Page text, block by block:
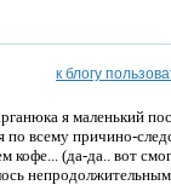
к блогу
я маленький
всему причино-
(да-да.. вот